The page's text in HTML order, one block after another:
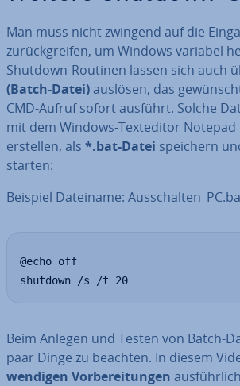
Man muss nicht zwingend auf die
zu­rück­grei­fen, um Windows variabel
Shutdown-Routinen lassen sich auch
(Batch-Datei)auslösen, das
CMD-Aufruf sofort ausführt. Solche
mit dem Windows-Text­edi­tor
erstellen, als *.bat-Datei speichern
starten:
Beispiel Dateiname:
@echo off
shutdown /s /t 20
Beim Anlegen und Testen von Batch-
paar Dinge zu beachten. In diesem
wen­di­gen Vor­be­rei­tun­gen